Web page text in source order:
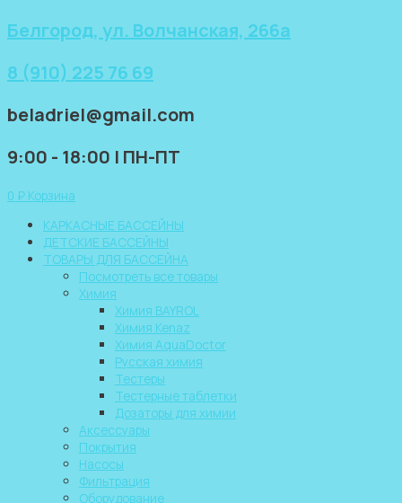
Перейти
к
содержимому
Белгород, ул. Волчанская, 266а
8 (910) 225 76 69
beladriel@gmail.com
9:00 - 18:00 | ПН-ПТ
0 ₽ Корзина
КАРКАСНЫЕ БАССЕЙНЫ
ДЕТСКИЕ БАССЕЙНЫ
ТОВАРЫ ДЛЯ БАССЕЙНА
Посмотреть все товары
Химия
Химия BAYROL
Химия Kenaz
Химия AquaDoctor
Русская химия
Тестеры
Тестерные таблетки
Дозаторы для химии
Аксессуары
Покрытия
Насосы
Фильтрация
Оборудование